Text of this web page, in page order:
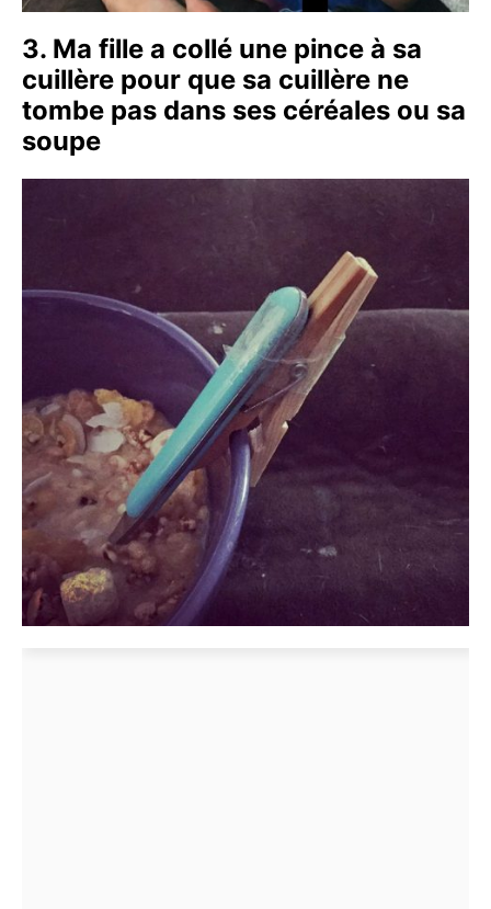
3. Ma fille a collé une pince à sa
cuillère pour que sa cuillère ne
tombe pas dans ses céréales ou sa
soupe